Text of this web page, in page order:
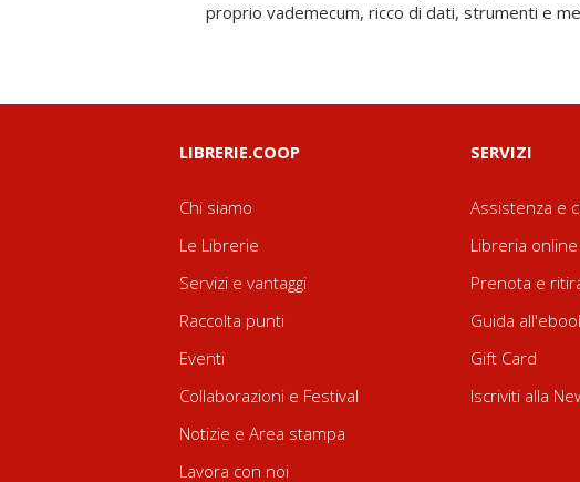
proprio vademecum, ricco di dati, strumenti e
LIBRERIE.COOP
Chi siamo
Le Librerie
Servizi e vantaggi
Raccolta punti
Eventi
Collaborazioni e Festival
Notizie e Area stampa
Lavora con noi
SERVIZI
Assistenza e
Libreria online
Prenota e
Guida
Gift Card
Iscriviti alla